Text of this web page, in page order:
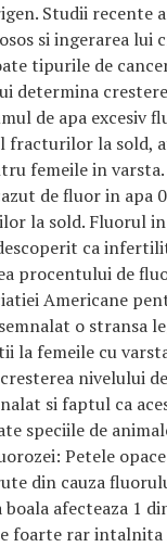
Studii recente
si ingerarea lui
tipurile de
determina
de apa excesiv
fracturilor la sold,
femeile in varsta.
de fluor in apa
la sold. Fluorul in
ca
procentului de
Americane
o stransa
la femeile cu
nivelului
si faptul ca
speciile de
Petele
din cauza
boala afecteaza 1
foarte rar